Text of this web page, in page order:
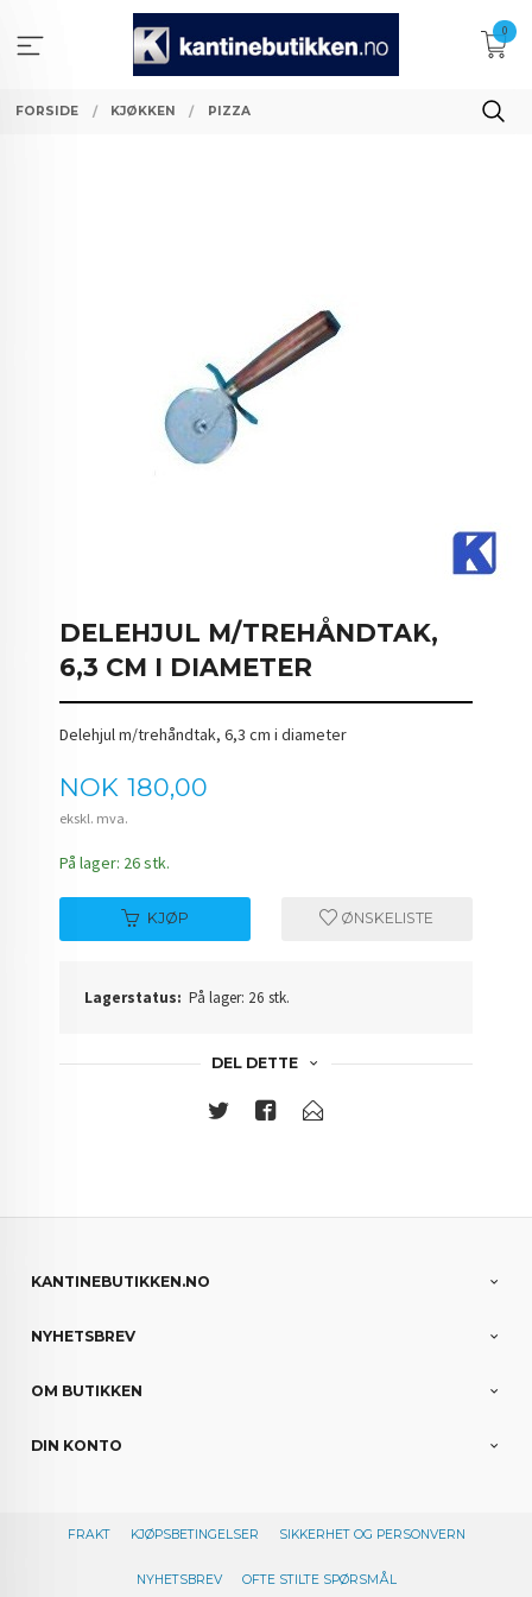
innholdet
0
FORSIDE KJØKKEN PIZZA
DELEHJUL M/TREHÅNDTAK,
6,3 CM I DIAMETER
Delehjul m/trehåndtak, 6,3 cm i diameter
Pris
NOK 180,00
ekskl. mva.
På lager: 26 stk.
KJØP ØNSKELISTE
Lagerstatus: På lager: 26 stk.
DEL DETTE
KANTINEBUTIKKEN.NO
NYHETSBREV
OM BUTIKKEN
DIN KONTO
FRAKT KJØPSBETINGELSER SIKKERHET OG PERSONVERN
NYHETSBREV OFTE STILTE SPØRSMÅL